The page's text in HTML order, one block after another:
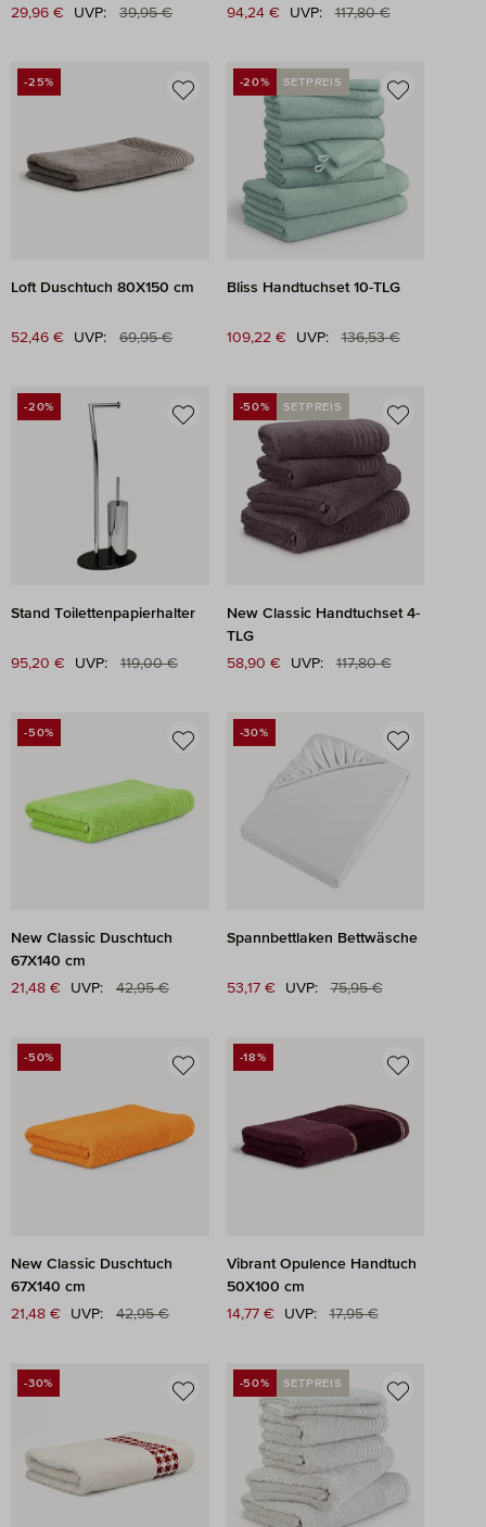
Verkaufspreis:
29,96 € UVP: Regulärer Preis:
39,95 € Verkaufspreis:
94,24 € UVP: Regulärer Preis:
117,80 €
RABATT
-25%
Loft Duschtuch 80X150 cm
Verkaufspreis:
52,46 € UVP: Regulärer Preis:
69,95 €
RABATT
-20% SETPREIS
Bliss Handtuchset 10-TLG
Verkaufspreis:
109,22 € UVP: Regulärer Preis:
136,53 €
RABATT
-20%
Stand Toilettenpapierhalter
Verkaufspreis:
95,20 € UVP: Regulärer Preis:
119,00 €
RABATT
-50% SETPREIS
New Classic Handtuchset 4-
TLG
Verkaufspreis:
58,90 € UVP: Regulärer Preis:
117,80 €
RABATT
-50%
New Classic Duschtuch
67X140 cm
Verkaufspreis:
21,48 € UVP: Regulärer Preis:
42,95 €
RABATT
-30%
Spannbettlaken Bettwäsche
Verkaufspreis:
53,17 € UVP: Regulärer Preis:
75,95 €
RABATT
-50%
New Classic Duschtuch
67X140 cm
Verkaufspreis:
21,48 € UVP: Regulärer Preis:
42,95 €
RABATT
-18%
Vibrant Opulence Handtuch
50X100 cm
Verkaufspreis:
14,77 € UVP: Regulärer Preis:
17,95 €
RABATT
-30% RABATT
-50% SETPREIS